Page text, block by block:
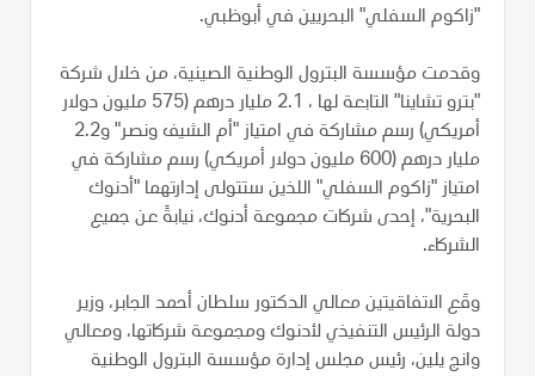
"زاكوم السفلي" البحريين في أبوظبي.
وقدمت مؤسسة البترول الوطنية الصينية، من خلال شركة
"بترو تشاينا" التابعة لها ، 2.1 مليار درهم (575 مليون دولار
أمريكي) رسم مشاركة في امتياز "أم الشيف ونصر" و2.2
مليار درهم (600 مليون دولار أمريكي) رسم مشاركة في
امتياز "زاكوم السفلي" اللذين ستتولى إدارتهما "أدنوك
البحرية"، إحدى شركات مجموعة أدنوك، نيابةً عن جميع
الشركاء.
وقَع الاتفاقيتين معالي الدكتور سلطان أحمد الجابر، وزير
دولة الرئيس التنفيذي لأدنوك ومجموعة شركاتها، ومعالي
وانج يلين، رئيس مجلس إدارة مؤسسة البترول الوطنية